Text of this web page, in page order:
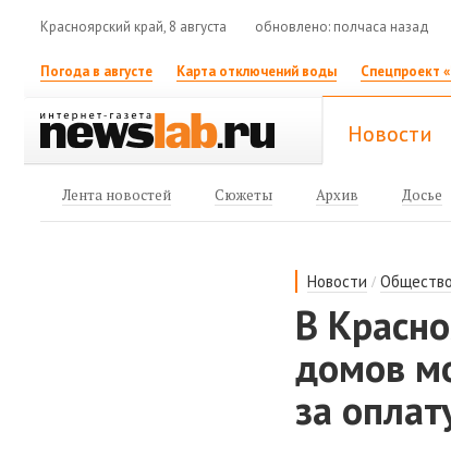
Красноярский край, 8 августа обновлено: полчаса назад
Погода в августе Карта отключений воды Спецпроект
Новости
Лента новостей Сюжеты Архив Досье
Новости /Общество
В
домов
за